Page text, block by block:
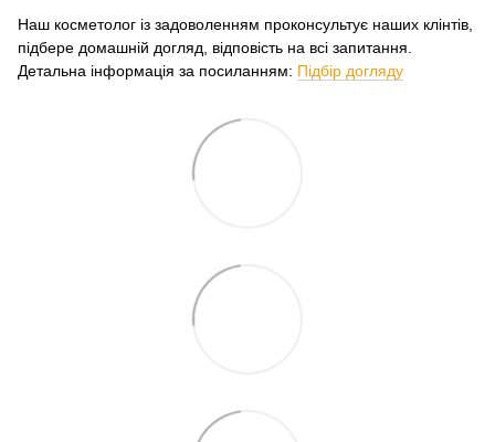
Наш косметолог із задоволенням проконсультує наших клінтів,
підбере домашній догляд, відповість на всі запитання.
Детальна інформація за посиланням: Підбір догляду